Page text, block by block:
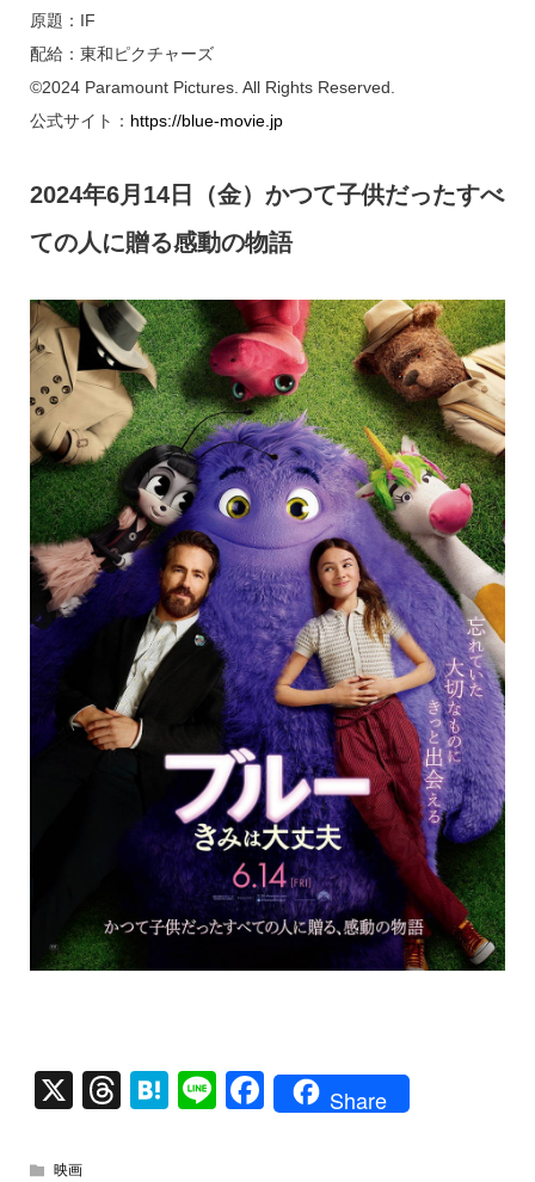
原題：IF
配給：東和ピクチャーズ
©2024 Paramount Pictures. All Rights Reserved.
公式サイト： https://blue-movie.jp
2024年6月14日（金）かつて子供だったすべ
ての人に贈る感動の物語
X
T
H
Li
F
Share
映画